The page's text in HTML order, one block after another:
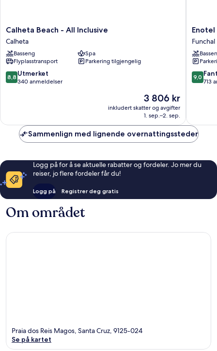
Calheta
Beach
-
All
Inclusive
Calheta
Calheta Beach - All Inclusive
Calheta
Basseng
Spa
Flyplasstransport
Parkering tilgjengelig
8.8
av
8,8 Utmerket
340 anmeldelser
Prisen
er
3 806 kr
3 806 kr
inkludert skatter og avgifter
1. sep.–2. sep.
Enotel
Lido
–
All
Inclusive
Funchal
Enotel
Funchal
9.0
av
9,0
713
Sammenlign med lignende overnattingssteder
Logg på for å se aktuelle rabatter og fordeler. Jo mer du
reiser, jo flere fordeler får du!
Logg på Registrer deg gratis
Om området
Praia dos Reis Magos, Santa Cruz, 9125-024
Se på kartet